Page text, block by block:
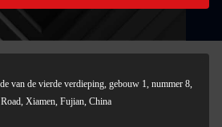
van de vierde verdieping, gebouw 1, nummer 8,
Xiamen, Fujian, China